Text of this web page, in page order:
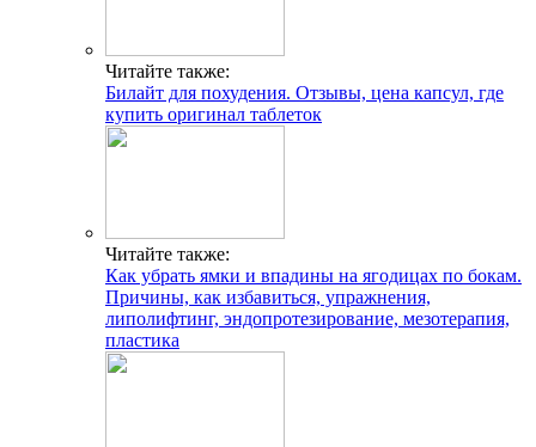
Читайте также:
Билайт для похудения. Отзывы, цена капсул, где
купить оригинал таблеток
Читайте также:
Как убрать ямки и впадины на ягодицах по бокам.
Причины, как избавиться, упражнения,
липолифтинг, эндопротезирование, мезотерапия,
пластика